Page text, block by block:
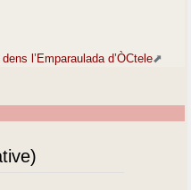
l’Emparaulada d’ÒCtele